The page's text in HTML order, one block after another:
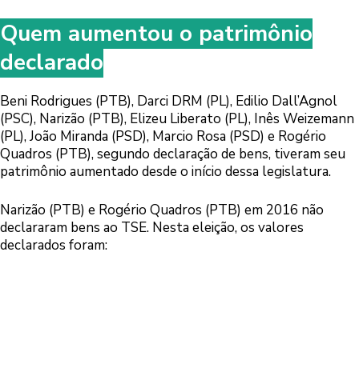
Quem aumentou o patrimônio
declarado
Beni Rodrigues (PTB), Darci DRM (PL), Edilio Dall’Agnol
(PSC), Narizão (PTB), Elizeu Liberato (PL), Inês Weizemann
(PL), João Miranda (PSD), Marcio Rosa (PSD) e Rogério
Quadros (PTB), segundo declaração de bens, tiveram seu
patrimônio aumentado desde o início dessa legislatura.
Narizão (PTB) e Rogério Quadros (PTB) em 2016 não
declararam bens ao TSE. Nesta eleição, os valores
declarados foram: